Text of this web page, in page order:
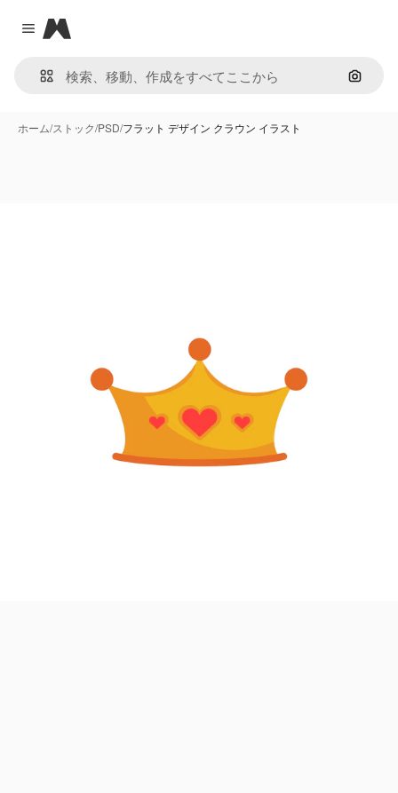
Close menu
Magnific
画像で
ホーム/ストック/PSD/フラット デザイン クラウン イラスト